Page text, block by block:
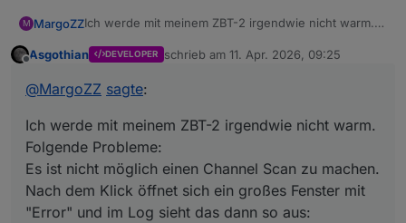
M MargoZZIch werde mit meinem ZBT-2 irgendwie nicht warm.
Es ist nicht möglich einen Channel Scan zu machen.
"Error" und im Log sieht das dann so aus:
Außerdem habe ich mir von Sonoff den etwas
Die teurere Variante S60ZBTPF mit Routing
werden. Wenn ich es über den QR-Code versuche,
bekomme ich die Meldung: "Pairing code rejected by
Coordinator!" Das Log sagt mir, dass ein längerer
Code benötigt wird. Kann man den QR Code evtl.
eWeLink App heraus bekommen? Das ist wohl die
unterstützte App für die Dinger. Oder sollte man die
Wie sind bei euch die Erfahrungen mit dem ZBT-2?
Asgothian DEVELOPER schrieb am 11. Apr. 2026, 09:25
zuletzt editiert von
@MargoZZ sagte:
Ich werde mit meinem ZBT-2 irgendwie nicht warm.
Folgende Probleme:
Es ist nicht möglich einen Channel Scan zu machen.
Nach dem Klick öffnet sich ein großes Fenster mit
"Error" und im Log sieht das dann so aus: